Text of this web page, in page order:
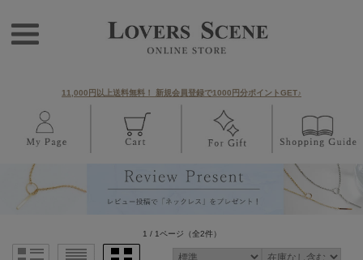
11,000円以上送料無料！ 新規会員登録で1000円分ポイントGET♪
1 / 1ページ （全2件）